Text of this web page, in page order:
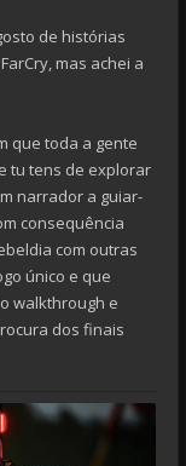
de histórias
mas achei a
que toda a gente
tu tens de explorar
narrador a guiar-
consequência
com outras
único e que
walkthrough e
dos finais